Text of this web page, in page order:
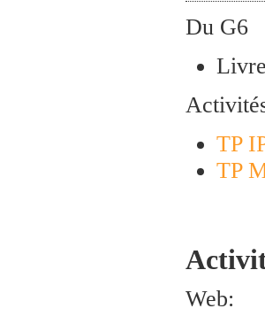
Du G6
TP
TP
Web: